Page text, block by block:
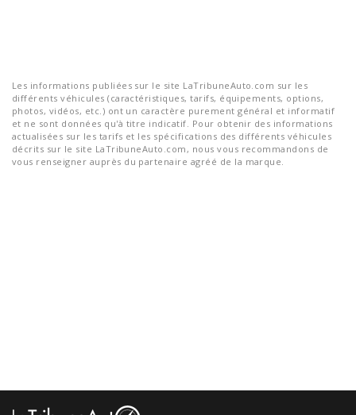
Les informations publiées sur le site LaTribuneAuto.com sur les
différents véhicules (caractéristiques, tarifs, équipements, options,
photos, vidéos, etc.) ont un caractère purement général et informatif
et ne sont données qu'à titre indicatif. Pour obtenir des informations
actualisées sur les tarifs et les spécifications des différents véhicules
décrits sur le site LaTribuneAuto.com, nous vous recommandons de
vous renseigner auprès du partenaire agréé de la marque.